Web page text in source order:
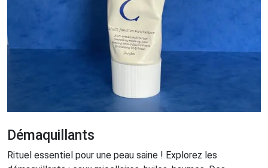
Démaquillants
Rituel essentiel pour une peau saine ! Explorez les